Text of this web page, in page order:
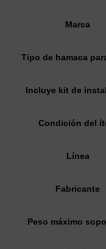
Marca
Tipo de hamaca
Incluye kit de
Condición del
Línea
Fabricante
Peso máximo